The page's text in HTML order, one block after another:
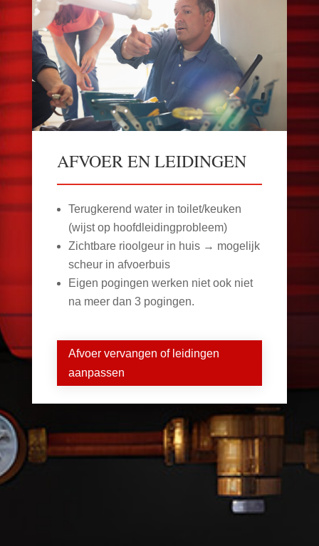
AFVOER EN LEIDINGEN
Terugkerend water in toilet/keuken
(wijst op hoofdleidingprobleem)
Zichtbare rioolgeur in huis → mogelijk
scheur in afvoerbuis
Eigen pogingen werken niet ook niet
na meer dan 3 pogingen.
Afvoer vervangen of leidingen
aanpassen